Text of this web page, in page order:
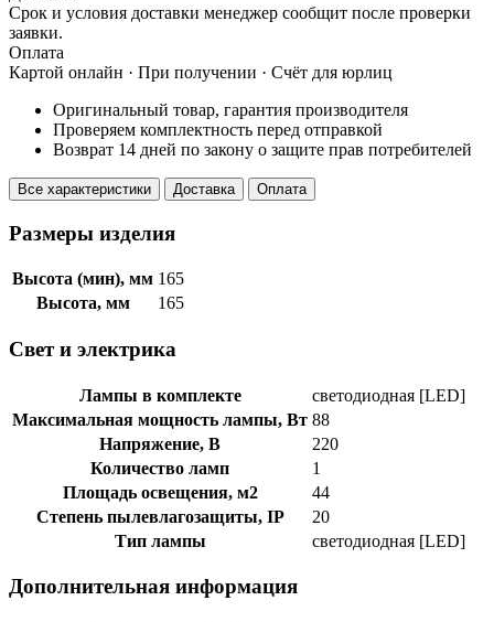
Срок и условия доставки менеджер сообщит после проверки
заявки.
Оплата
Картой онлайн · При получении · Счёт для юрлиц
Оригинальный товар, гарантия производителя
Проверяем комплектность перед отправкой
Возврат 14 дней по закону о защите прав потребителей
Все характеристики Доставка Оплата
Размеры изделия
Высота (мин), мм 165
Высота, мм
165
Свет и электрика
Лампы в комплекте
светодиодная [LED]
Максимальная мощность лампы, Вт 88
Напряжение, В
220
Количество ламп
1
Площадь освещения, м2
44
Степень пылевлагозащиты, IP
20
Тип лампы
светодиодная [LED]
Дополнительная информация